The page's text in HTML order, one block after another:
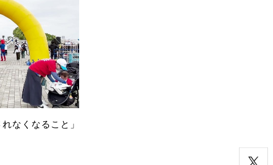
なくなること」